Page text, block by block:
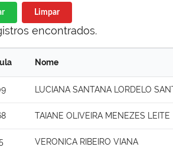
Limpar
encontrados.
Nome
LUCIANA SANTANA LORDELO
TAIANE OLIVEIRA MENEZES LEITE
VERONICA RIBEIRO VIANA